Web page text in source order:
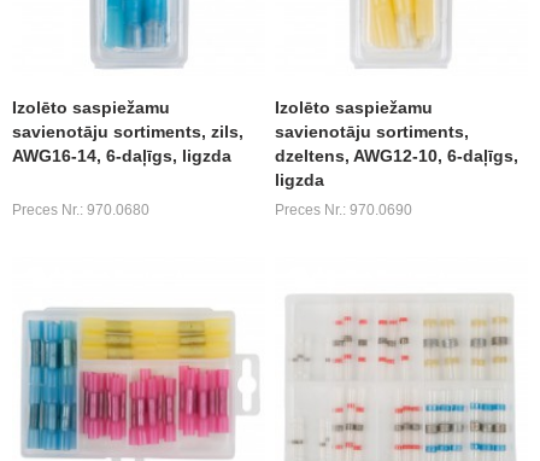
Izolēto saspiežamu
savienotāju sortiments, zils,
AWG16-14, 6-daļīgs, ligzda
Preces Nr.: 970.0680
Izolēto saspiežamu
savienotāju sortiments,
dzeltens, AWG12-10, 6-daļīgs,
ligzda
Preces Nr.: 970.0690